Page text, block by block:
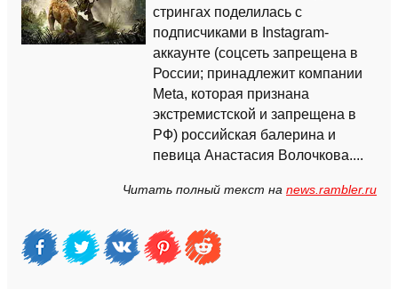
стрингах поделилась с
подписчиками в Instagram-
аккаунте (соцсеть запрещена в
России; принадлежит компании
Meta, которая признана
экстремистской и запрещена в
РФ) российская балерина и
певица Анастасия Волочкова....
Читать полный текст на news.rambler.ru